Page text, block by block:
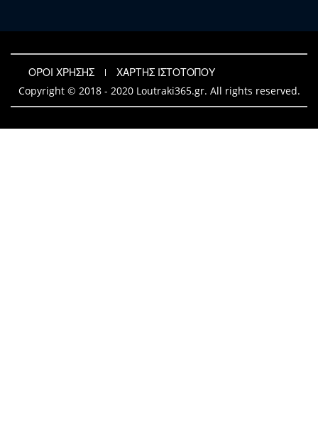
ΟΡΟΙ ΧΡΗΣΗΣ
ΧΑΡΤΗΣ ΙΣΤΟΤΟΠΟΥ
Copyright © 2018 - 2020 Loutraki365.gr. All rights reserved.